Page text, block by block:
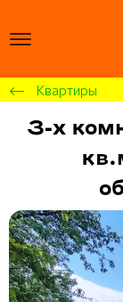
Квартиры
3-х